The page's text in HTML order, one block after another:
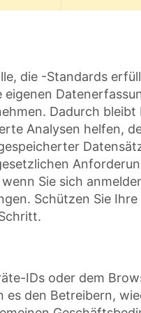
die -Standards
Dadurch
Analysen helfen,
Sie sich
Schützen Sie Ihre
IDs oder dem
den Betreibern,